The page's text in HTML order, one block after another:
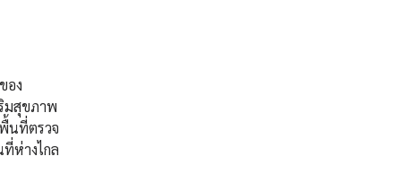
อง
มสุขภาพ
นที่ตรวจ
ห่างไกล